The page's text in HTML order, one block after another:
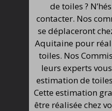
de toiles ?
contacter. Nos
se déplaceront
Aquitaine pour
toiles. Nos
leurs experts
estimation de
Cette estimation
être réalisée chez